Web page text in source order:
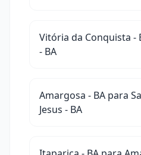
Vitória da Conquista -
- BA
Amargosa - BA para
Jesus - BA